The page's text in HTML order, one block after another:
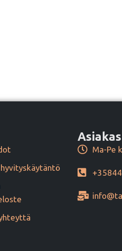
Ma-Pe